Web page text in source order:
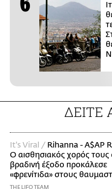
ΔΕΙΤΕ
It's Viral / Rihanna - A$AP
Ο αισθησιακός χορός τους
βραδινή έξοδο προκάλεσε
«φρενίτιδα» στους
THE LIFO TEAM